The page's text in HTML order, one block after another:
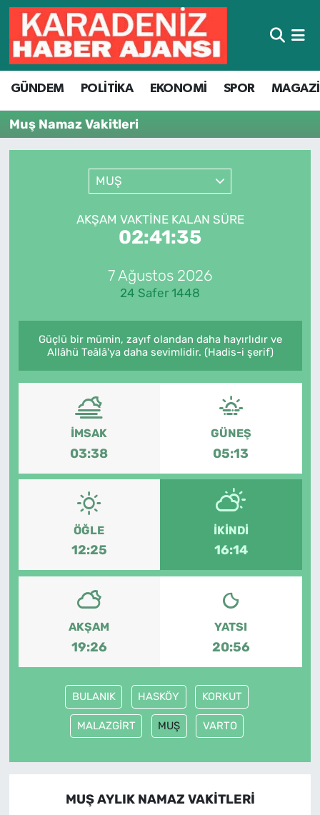
GÜNDEM POLİTİKA EKONOMİ SPOR
Muş Namaz Vakitleri
MUŞ
AKŞAM VAKTINE KALAN SÜRE
02:41:35
7 Ağustos 2026
24 Safer 1448
Güçlü bir mümin, zayıf olandan daha hayırlıdır ve
Allâhü Teâlâ'ya daha sevimlidir. (Hadis-i şerif)
İMSAK
03:38
GÜNEŞ
05:13
ÖĞLE
12:25
İKINDI
16:14
AKŞAM
19:26
YATSI
20:56
BULANIK HASKÖY KORKUT
MALAZGİRT MUŞ VARTO
MUŞ AYLIK NAMAZ VAKITLERI
Hava Durumu
Trafik Durumu
Süper Lig Puan Durumu ve Fikstür